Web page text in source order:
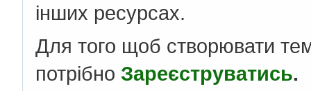
інших ресурсах.
Для того щоб створювати
потрібно Зареєструватись.